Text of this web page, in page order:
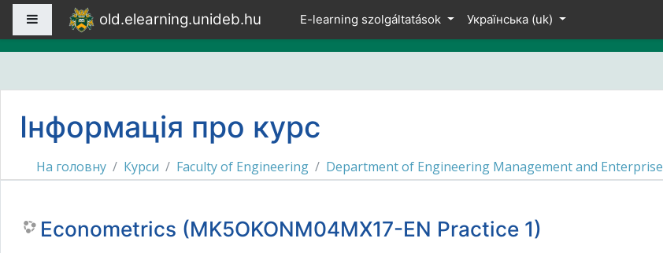
Перейти до головного вмісту
Бокова панельold.elearning.unideb.hu E-learning szolgáltatások Українська ‎(uk)‎
Інформація про курс
На головну Курси Faculty of Engineering Department of Engineering Management and Enterprise
Econometrics (MK5OKONM04MX17-EN Practice 1)